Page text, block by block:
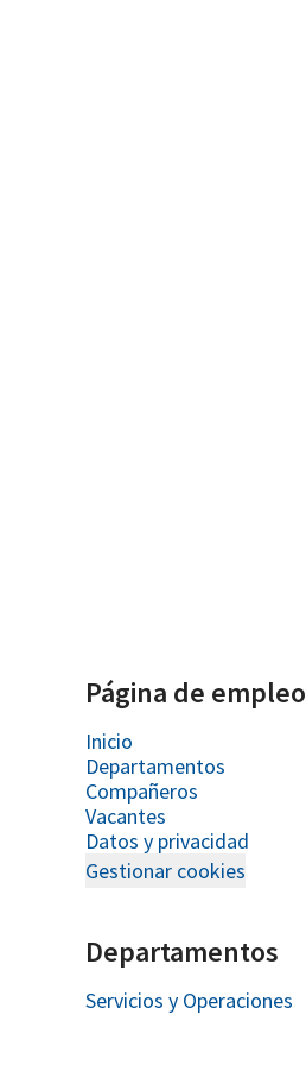
Página de empleo
Inicio
Departamentos
Compañeros
Vacantes
Datos y privacidad
Gestionar cookies
Departamentos
Servicios y Operaciones